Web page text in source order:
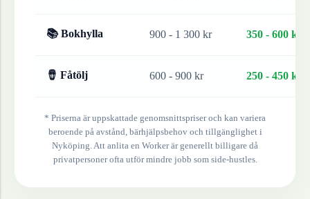
📚 Bokhylla 900 - 1 300 kr 350 - 600 kr
🪘 Fåtölj 600 - 900 kr 250 - 450 kr
* Priserna är uppskattade genomsnittspriser och kan variera
beroende på avstånd, bärhjälpsbehov och tillgänglighet i
Nyköping. Att anlita en Worker är generellt billigare då
privatpersoner ofta utför mindre jobb som side-hustles.